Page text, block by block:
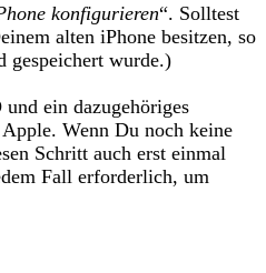
konfigurieren“. Solltest
alten iPhone besitzen, so
gespeichert wurde.)
ein dazugehöriges
Wenn Du noch keine
Schritt auch erst einmal
Fall erforderlich, um